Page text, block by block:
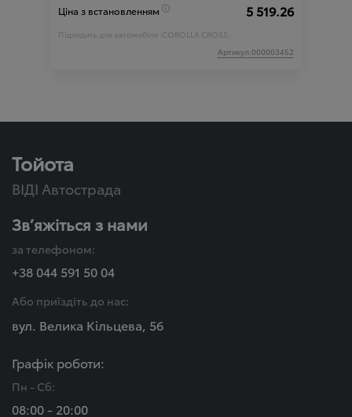
Ціна з встановленням 5 519.26
Підходить для автомобіля :COROLLA CROSS;
Артикул:000003452
Тойота
ВІДІ Автострада
Зв’яжіться з нами
за телефоном:
+38 044 591 50 04
Або приїздіть до нас:
вул. Велика Кільцева, 56
Графік роботи:
Пн - Сб:
08:00 - 20:00